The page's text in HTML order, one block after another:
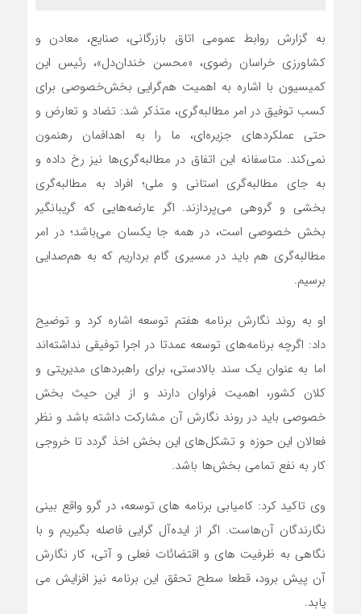
به گزارش روابط عمومی اتاق بازرگانی، صنایع، معادن و
کشاورزی خراسان رضوی، «محسن خندان‌دل»، رئیس این
کمیسیون با اشاره به اهمیت هم‌گرایی بخش‌خصوصی برای
کسب توفیق در امر مطالبه‌گری، متذکر شد: تضاد و تعارض و
حتی عملکردهای جزیره‌ای، ما را به اهدافمان رهنمون
نمی‌کند. متاسفانه این اتفاق در مطالبه‌گری‌ها نیز رخ داده و
به جای مطالبه‌گری استانی و ملی؛ افراد به مطالبه‌گری
بخشی و گروهی می‌پردازند. اگر عارضه‌هایی که گریبانگیر
بخش خصوصی است، در همه جا یکسان می‌باشد؛ در امر
مطالبه‌گری هم باید در مسیری گام برداریم که به هم‌صدایی
برسیم.
او به روند نگارش برنامه هفتم توسعه اشاره کرد و توضیح
داد: اگرچه برنامه‌های توسعه عمدتا در اجرا توفیقی نداشته‌اند
اما به عنوان یک سند بالادستی، برای راهبردهای مدیریتی و
کلان کشور، اهمیت فراوان دارند و از این حیث بخش
خصوصی باید در روند نگارش آن مشارکت داشته باشد و نظر
فعالان این حوزه و تشکل‌های این بخش اخذ گردد تا خروجی
کار به نفع تمامی بخش‌ها باشد.
وی تاکید کرد: کامیابی برنامه های توسعه، در گرو واقع بینی
نگارندگان آن‌هاست. اگر از ایده‌آل گرایی فاصله بگیریم و با
نگاهی به ظرفیت های و اقتضائات فعلی و آتی، کار نگارش
آن پیش برود، قطعا سطح تحقق این برنامه نیز افزایش می
یابد.